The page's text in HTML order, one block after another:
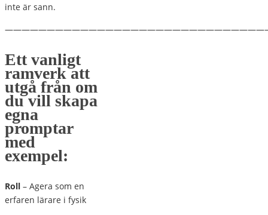
inte är sann.
Ett vanligt
ramverk att
utgå från om
du vill skapa
egna
promptar
med
exempel:
Roll – Agera som en
erfaren lärare i fysik